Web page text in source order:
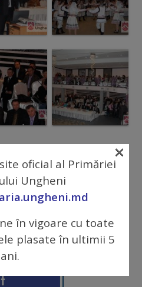
oficial al Primăriei
Ungheni
în vigoare cu toate
plasate în ultimii 5
ani.
×